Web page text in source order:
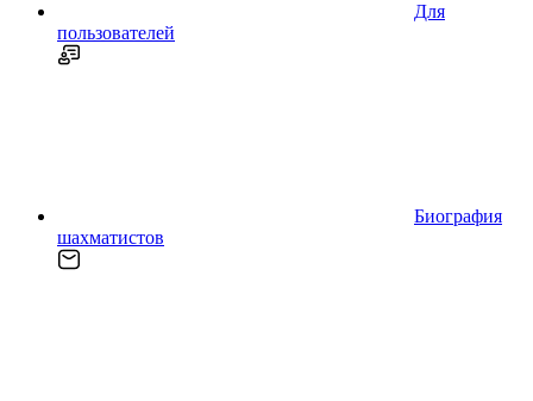
Для
пользователей
Биография
шахматистов